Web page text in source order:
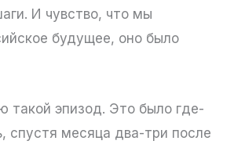
И чувство, что мы
будущее, оно было
такой эпизод. Это было где-
спустя месяца два-три после